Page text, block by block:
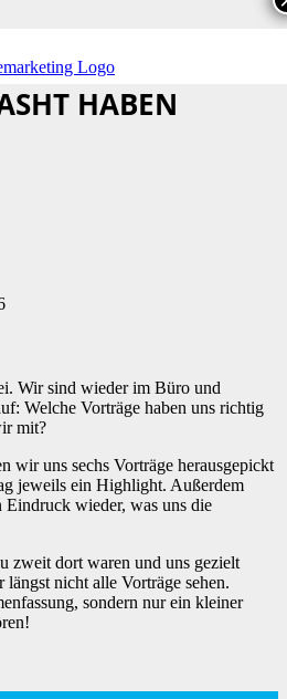
6 VORTRÄGE,
HABEN
Wir sind wieder im Büro und
Welche Vorträge haben uns richtig
mit?
wir uns sechs Vorträge herausgepickt
jeweils ein Highlight. Außerdem
Eindruck wieder, was uns die
zweit dort waren und uns gezielt
nicht alle Vorträge sehen.
sondern nur ein kleiner